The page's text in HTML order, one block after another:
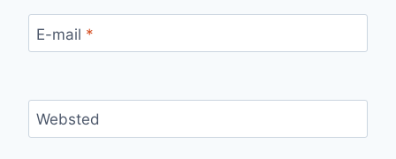
E-mail *
Websted